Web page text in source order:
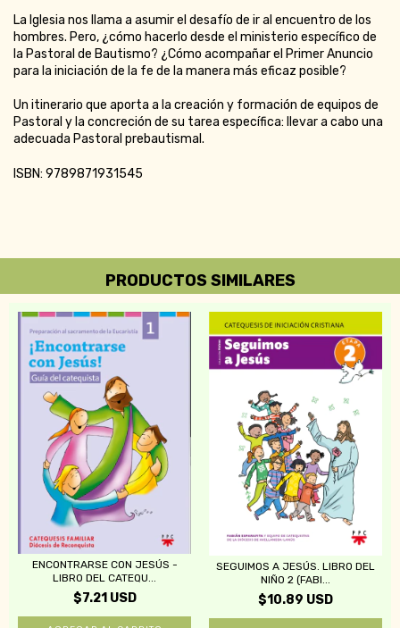
La Iglesia nos llama a asumir el desafío de ir al encuentro de los
hombres. Pero, ¿cómo hacerlo desde el ministerio específico de
la Pastoral de Bautismo? ¿Cómo acompañar el Primer Anuncio
para la iniciación de la fe de la manera más eficaz posible?
Un itinerario que aporta a la creación y formación de equipos de
Pastoral y la concreción de su tarea específica: llevar a cabo una
adecuada Pastoral prebautismal.
ISBN: 9789871931545
PRODUCTOS SIMILARES
ENCONTRARSE CON JESÚS -
LIBRO DEL CATEQU...
$7.21 USD
SEGUIMOS A JESÚS. LIBRO DEL
NIÑO 2 (FABI...
$10.89 USD